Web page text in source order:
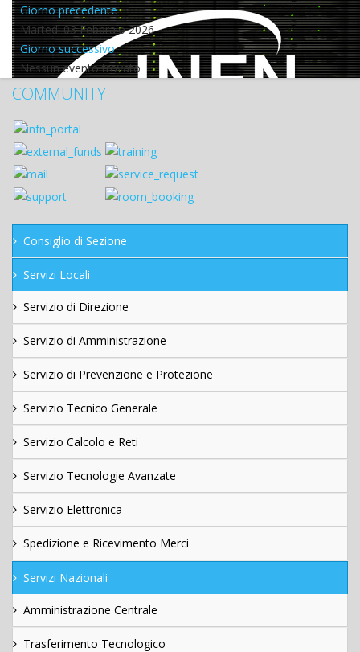
Giorno precedente
Martedì 03 Febbraio 2026
Giorno successivo
Nessun evento trovato
COMMUNITY
Consiglio di Sezione
Servizi Locali
Servizio di Direzione
Servizio di Amministrazione
Servizio di Prevenzione e Protezione
Servizio Tecnico Generale
Servizio Calcolo e Reti
Servizio Tecnologie Avanzate
Servizio Elettronica
Spedizione e Ricevimento Merci
Servizi Nazionali
Amministrazione Centrale
Trasferimento Tecnologico